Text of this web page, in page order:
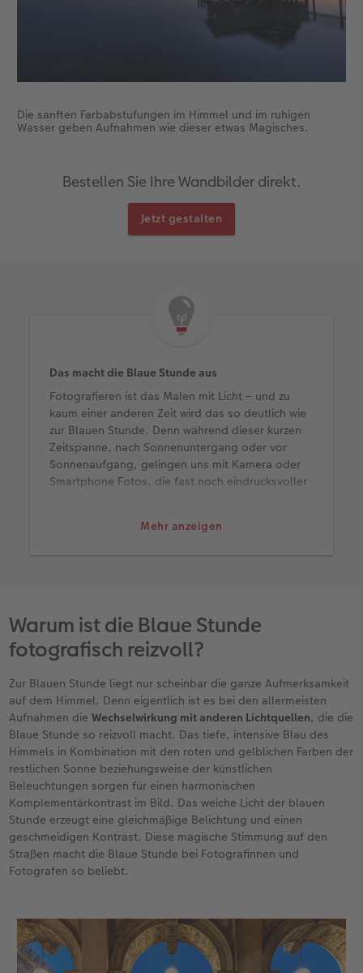
Die sanften Farbabstufungen im Himmel und im ruhigen
Wasser geben Aufnahmen wie dieser etwas Magisches.
Bestellen Sie Ihre Wandbilder direkt.
Jetzt gestalten
Mehr anzeigen
Das macht die Blaue Stunde aus
Fotografieren ist das Malen mit Licht – und zu
kaum einer anderen Zeit wird das so deutlich wie
zur Blauen Stunde. Denn während dieser kurzen
Zeitspanne, nach Sonnenuntergang oder vor
Sonnenaufgang, gelingen uns mit Kamera oder
Smartphone Fotos, die fast noch eindrucksvoller
tiefblau erscheint, und künstlicher Beleuchtung
Warum ist die Blaue Stunde
fotografisch reizvoll?
Zur Blauen Stunde liegt nur scheinbar die ganze Aufmerksamkeit
auf dem Himmel. Denn eigentlich ist es bei den allermeisten
Aufnahmen dieWechselwirkung mit anderen Lichtquellen, die die
Blaue Stunde so reizvoll macht. Das tiefe, intensive Blau des
Himmels in Kombination mit den roten und gelblichen Farben der
restlichen Sonne beziehungsweise der künstlichen
Beleuchtungen sorgen für einen harmonischen
Komplementärkontrast im Bild. Das weiche Licht der blauen
Stunde erzeugt eine gleichmäßige Belichtung und einen
geschmeidigen Kontrast. Diese magische Stimmung auf den
Straßen macht die Blaue Stunde bei Fotografinnen und
Fotografen so beliebt.